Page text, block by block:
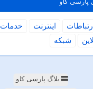
پارسی كاو
ارتباطات اینترنت خدمات
شبكه
بلاگ پارسی کاو